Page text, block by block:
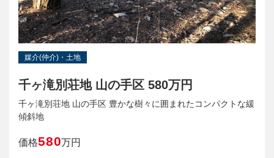
媒介(仲介)・土地
千ヶ滝別荘地 山の手区 580万円
千ヶ滝別荘地 山の手区 豊かな樹々に囲まれたコンパクトな緩
傾斜地
価格580万円